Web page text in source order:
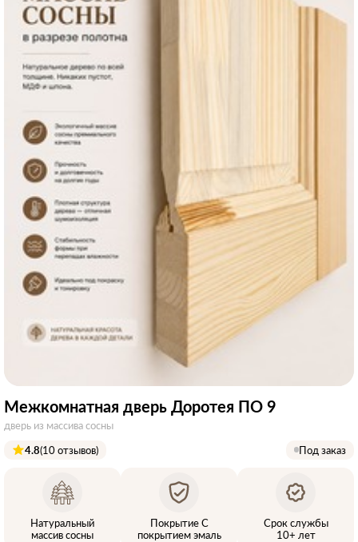
Межкомнатная дверь Доротея ПО 9
дверь из массива сосны
4.8(10 отзывов) Под заказ
Натуральный
массив сосны
Покрытие С
покрытием эмаль
Срок службы
10+ лет